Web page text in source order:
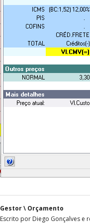
Gestor \ Orçamento
Escrito por Diego Gonçalves e